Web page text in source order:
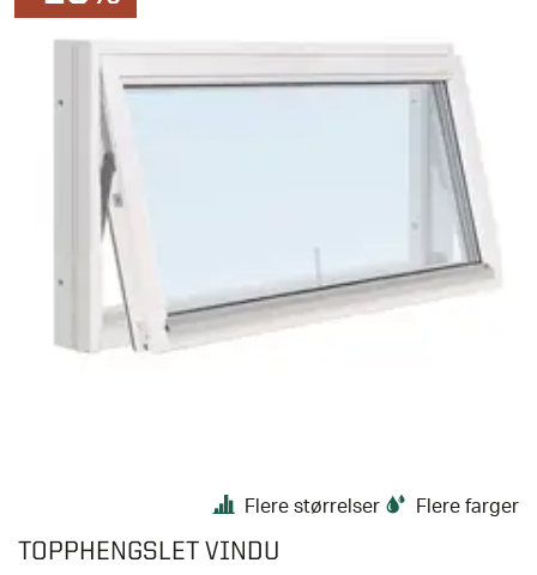
Flere størrelser Flere farger
TOPPHENGSLET VINDU